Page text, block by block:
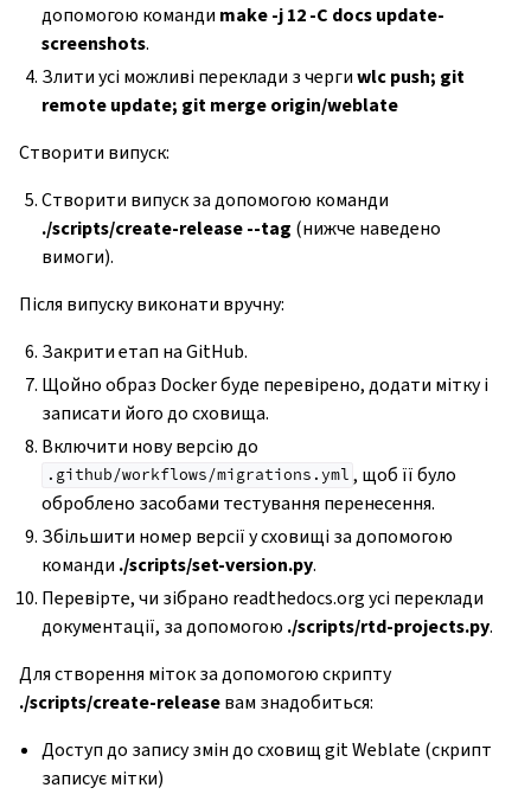
navigation of Настанови з налаштовування
допомогою команди make -j 12 -C docs update-
screenshots.
Злити усі можливі переклади з чергиwlc push; git
remote update; git merge origin/weblate
Створити випуск:
Створити випуск за допомогою команди
./scripts/create-release --tag (нижче наведено
вимоги).
Після випуску виконати вручну:
Закрити етап на GitHub.
Щойно образ Docker буде перевірено, додати мітку і
записати його до сховища.
Включити нову версію до
.github/workflows/migrations.yml , щоб її було
оброблено засобами тестування перенесення.
Збільшити номер версії у сховищі за допомогою
команди ./scripts/set-version.py.
Перевірте, чи зібрано readthedocs.org усі переклади
документації, за допомогою ./scripts/rtd-projects.py.
Для створення міток за допомогою скрипту
./scripts/create-releaseвам знадобиться:
Доступ до запису змін до сховищ git Weblate (скрипт
записує мітки)